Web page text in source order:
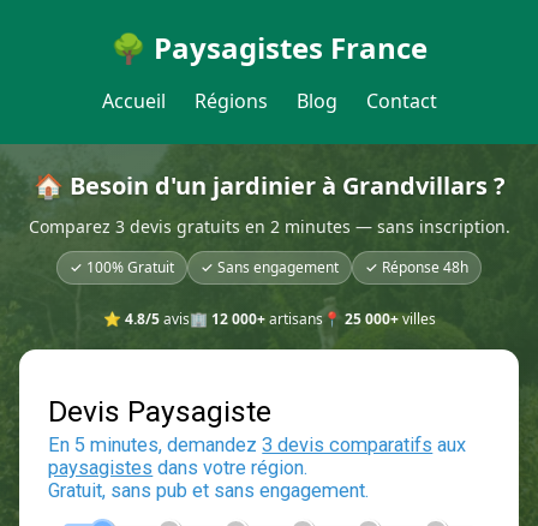
🌳 Paysagistes France
Accueil Régions Blog Contact
🏠 Besoin d'un jardinier à Grandvillars ?
Comparez 3 devis gratuits en 2 minutes — sans inscription.
✓ 100% Gratuit ✓ Sans engagement ✓ Réponse 48h
⭐ 4.8/5avis🏢 12 000+artisans📍 25 000+villes
Devis Paysagiste